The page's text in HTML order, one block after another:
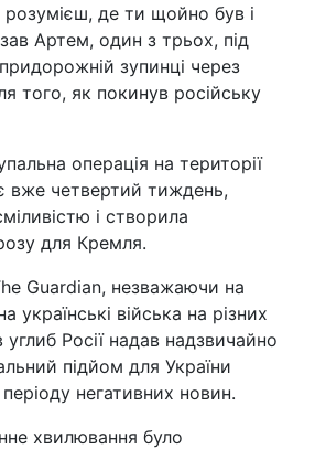
де ти щойно був і
Артем, один з трьох, під
зупинці через
того, як покинув російську
операція на території
вже четвертий тиждень,
і створила
для Кремля.
Guardian, незважаючи на
українські війська на різних
Росії надав надзвичайно
підйом для України
негативних новин.
хвилювання було